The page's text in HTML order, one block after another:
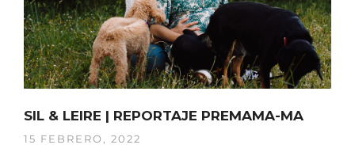
SIL & LEIRE | REPORTAJE PREMAMA-MA
15 FEBRERO, 2022